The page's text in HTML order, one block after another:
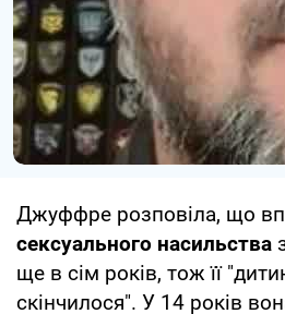
Джуффре розповіла, що
сексуального насильства
ще в сім років, тож її
скінчилося". У 14 років